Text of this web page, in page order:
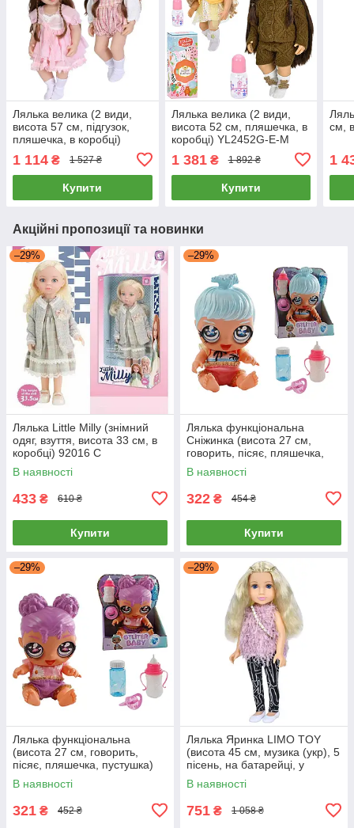
Лялька велика (2 види,
висота 57 см, підгузок,
пляшечка, в коробці)
1 114 ₴ 1 527 ₴
Купити
Лялька велика (2 види,
висота 52 см, пляшечка, в
коробці) YL2452G-E-M
1 381₴ 1 892 ₴
Купити
см,
1
Акційні пропозиції та новинки
–29%
Лялька Little Milly (знімний
одяг, взуття, висота 33 см, в
коробці) 92016 C
В наявності
433 ₴ 610 ₴
Купити
–29%
Лялька функціональна
Сніжинка (висота 27 см,
говорить, пісяє, пляшечка,
пустушка) CQ 6021
В наявності
322 ₴ 454 ₴
Купити
–29%
Лялька функціональна
(висота 27 см, говорить,
пісяє, пляшечка, пустушка)
CQ 6023
В наявності
321 ₴ 452 ₴
–29%
Лялька Яринка LIMO TOY
(висота 45 см, музика (укр), 5
пісень, на батарейці, у
коробці) M 5934 I UA
В наявності
751 ₴ 1 058 ₴